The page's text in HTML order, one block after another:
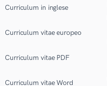
Curriculum in inglese
Curriculum vitae europeo
Curriculum vitae PDF
Curriculum vitae Word